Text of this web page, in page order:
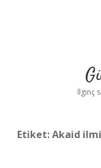
İlginç
Etiket:Akaid